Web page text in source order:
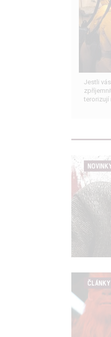
Jestli
terorizují
ČLÁNKY